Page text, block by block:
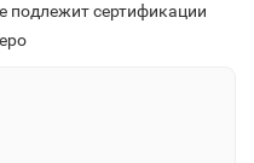
подлежит сертификации